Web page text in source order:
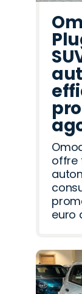
offre
euro